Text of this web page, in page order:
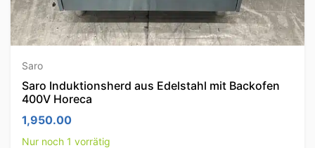
Saro
Saro Induktionsherd aus Edelstahl mit Backofen
400V Horeca
1,950.00
Nur noch 1 vorrätig